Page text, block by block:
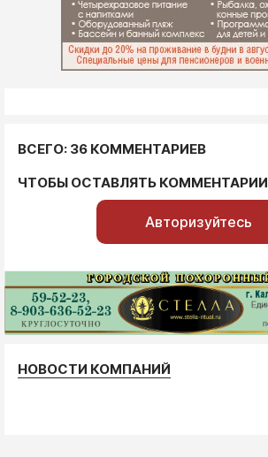
ВСЕГО: 36 КОММЕНТАРИЕВ
ЧТОБЫ ОСТАВЛЯТЬ КОММЕНТАРИИ
Авторизуйтесь
НОВОСТИ КОМПАНИЙ